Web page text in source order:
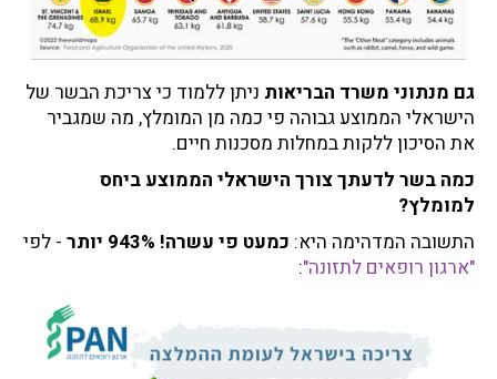
גם מנתוני משרד הבריאות ניתן ללמוד כי צריכת הבשר של
הישראלי הממוצע גבוהה פי כמה מן המומלץ, מה שמגביר
את הסיכון ללקות במחלות מסכנות חיים.
כמה בשר לדעתך צורך הישראלי הממוצע ביחס
למומלץ?
התשובה המדהימה היא: כמעט פי עשרה! 943% יותר
- לפי
"ארגון רופאים לתזונה":